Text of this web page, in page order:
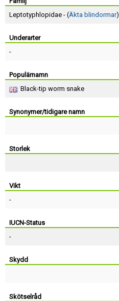
Leptotyphlopidae - (Äkta blindormar)
Underarter
-
Populärnamn
Black-tip worm snake
Synonymer/tidigare namn
Storlek
Vikt
-
IUCN-Status
-
Skydd
Skötselråd